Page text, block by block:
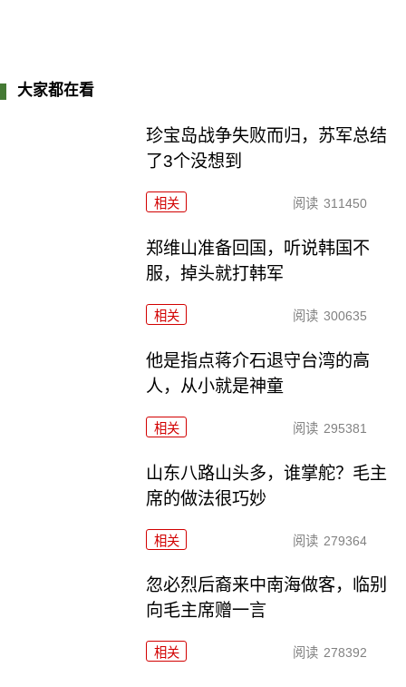
大家都在看
珍宝岛战争失败而归，苏军总结
了3个没想到
相关 阅读 311450
郑维山准备回国，听说韩国不
服，掉头就打韩军
相关 阅读 300635
他是指点蒋介石退守台湾的高
人，从小就是神童
相关 阅读 295381
山东八路山头多，谁掌舵？毛主
席的做法很巧妙
相关 阅读 279364
忽必烈后裔来中南海做客，临别
向毛主席赠一言
相关 阅读 278392